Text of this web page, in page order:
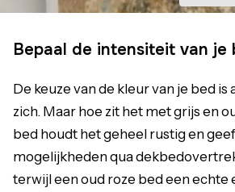
Bepaal de intensiteit van je
De keuze van de kleur van je bed is
zich. Maar hoe zit het met grijs en
bed houdt het geheel rustig en
mogelijkheden qua
terwijl een oud roze bed een echte